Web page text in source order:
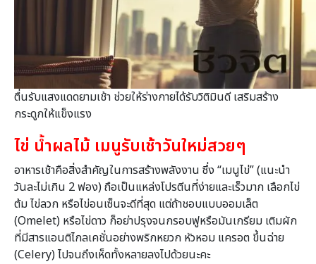
ตื่นรับแสงแดดยามเช้า ช่วยให้ร่างกายได้รับวิติมินดี เสริมสร้าง
กระดูกให้แข็งแรง
ไข่ น้ำผลไม้ เมนูรับเช้าวันใหม่สวยๆ
อาหารเช้าคือสิ่งสำคัญในการสร้างพลังงาน ซึ่ง “เมนูไข่” (แนะนำ
วันละไม่เกิน 2 ฟอง) ถือเป็นแหล่งโปรตีนที่ง่ายและเร็วมาก เลือกไข่
ต้ม ไข่ลวก หรือไข่อนเซ็นจะดีที่สุด แต่ถ้าชอบแบบออมเล็ต
(Omelet) หรือไข่ดาว ก็อย่าปรุงจนกรอบฟูหรือมันเกรียม เติมผัก
ที่มีสารแอนติไกลเคชั่นอย่างพริกหยวก หัวหอม แครอต ขึ้นฉ่าย
(Celery) ไปจนถึงเห็ดทั้งหลายลงไปด้วยนะคะ